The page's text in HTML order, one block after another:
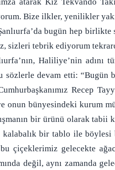
Bize ilkler, yenilikler
bugün hep
sizleri tebrik ediyorum
Haliliye’nin adını
sözlerle devam etti:
Recep
ve onun bünyesindeki kurum
bir ürünü olarak tabii
bir tablo ile böylesi
çiçeklerimiz gelecekte
değil, aynı zamanda